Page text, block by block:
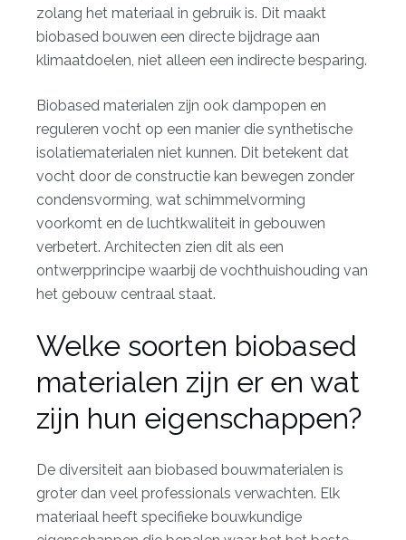
zolang het materiaal in gebruik is. Dit maakt
biobased bouwen een directe bijdrage aan
klimaatdoelen, niet alleen een indirecte besparing.
Biobased materialen zijn ook dampopen en
reguleren vocht op een manier die synthetische
isolatiematerialen niet kunnen. Dit betekent dat
vocht door de constructie kan bewegen zonder
condensvorming, wat schimmelvorming
voorkomt en de luchtkwaliteit in gebouwen
verbetert. Architecten zien dit als een
ontwerpprincipe waarbij de vochthuishouding van
het gebouw centraal staat.
Welke soorten biobased
materialen zijn er en wat
zijn hun eigenschappen?
De diversiteit aan biobased bouwmaterialen is
groter dan veel professionals verwachten. Elk
materiaal heeft specifieke bouwkundige